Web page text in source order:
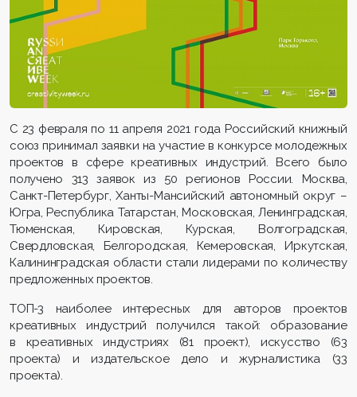
С 23 февраля по 11 апреля 2021 года Российский книжный
союз принимал заявки на участие в конкурсе молодежных
проектов в сфере креативных индустрий. Всего было
получено 313 заявок из 50 регионов России. Москва,
Санкт-Петербург, Ханты-Мансийский автономный округ –
Югра, Республика Татарстан, Московская, Ленинградская,
Тюменская, Кировская, Курская, Волгоградская,
Свердловская, Белгородская, Кемеровская, Иркутская,
Калининградская области стали лидерами по количеству
предложенных проектов.
ТОП-3 наиболее интересных для авторов проектов
креативных индустрий получился такой: образование
в креативных индустриях (81 проект), искусство (63
проекта) и издательское дело и журналистика (33
проекта).